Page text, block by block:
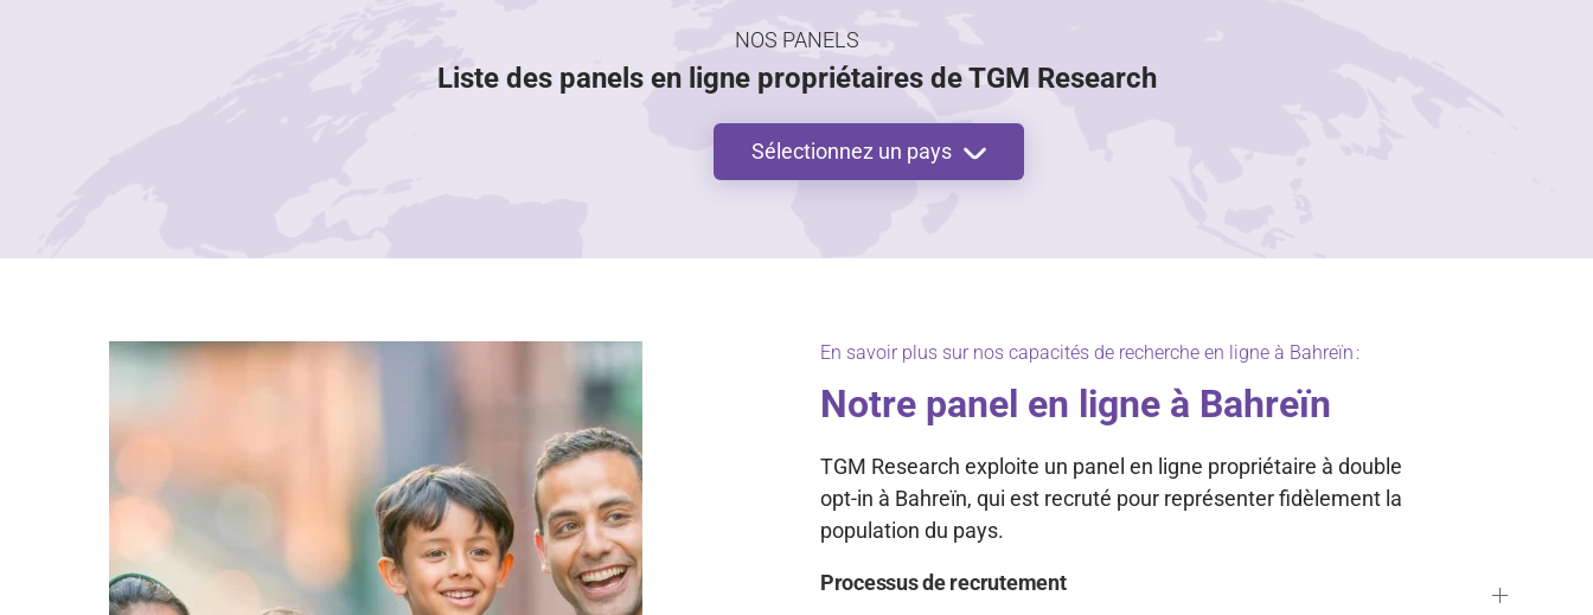
NOS PANELS
Liste des panels en ligne propriétaires de TGM Research
Sélectionnez un pays
En savoir plus sur nos capacités de recherche en ligne à Bahreïn :
Notre panel en ligne à Bahreïn
TGM Research exploite un panel en ligne propriétaire à double
opt-in à Bahreïn, qui est recruté pour représenter fidèlement la
population du pays.
Processus de recrutement